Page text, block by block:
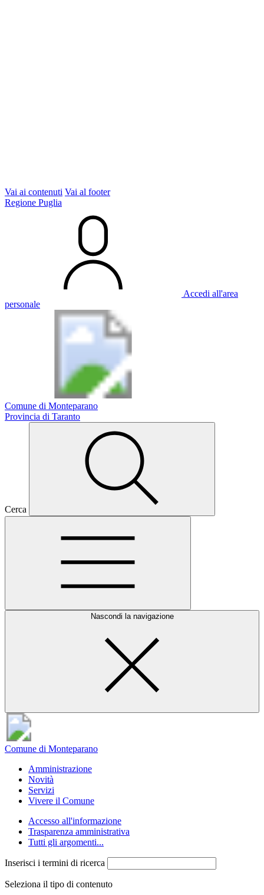
Vai ai contenuti Vai al footer
Regione Puglia
Accedi all'area
personale
Comune di Monteparano
Provincia di Taranto
Cerca
Nascondi la navigazione
Comune di Monteparano
Amministrazione
Novità
Servizi
Vivere il Comune
Accesso all'informazione
Trasparenza amministrativa
Tutti gli argomenti...
Inserisci i termini di ricerca
Seleziona il tipo di contenuto